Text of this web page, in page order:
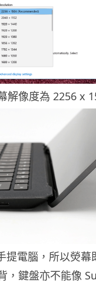
解像度為 2256 x
電腦，所以熒幕
，鍵盤亦不能像